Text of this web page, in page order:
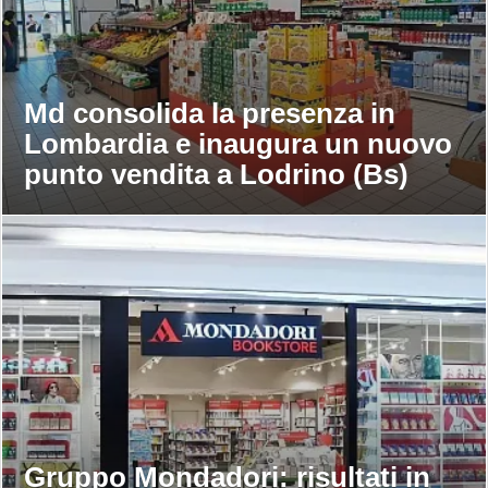
Md consolida la presenza in
Lombardia e inaugura un nuovo
punto vendita a Lodrino (Bs)
Gruppo Mondadori: risultati in